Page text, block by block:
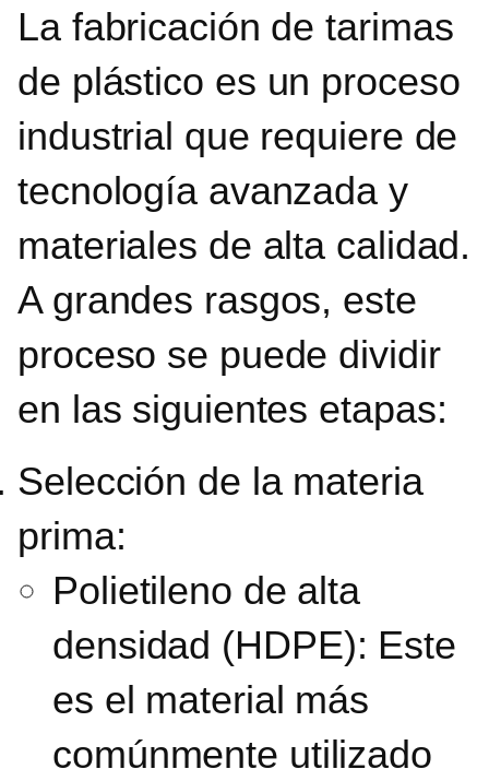
La fabricación de tarimas
de plástico es un proceso
industrial que requiere de
tecnología avanzada y
materiales de alta calidad.
A grandes rasgos, este
proceso se puede dividir
en las siguientes etapas:
Selección de la materia
prima:
Polietileno de alta
densidad (HDPE): Este
es el material más
comúnmente utilizado